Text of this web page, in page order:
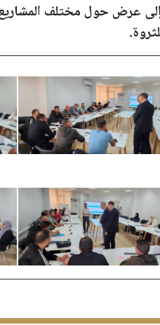
إلى عرض حول مختلف